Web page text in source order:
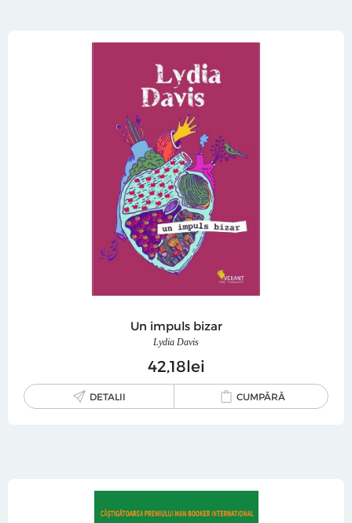
Un impuls bizar
Lydia Davis
4218lei
DETALII CUMPĂRĂ